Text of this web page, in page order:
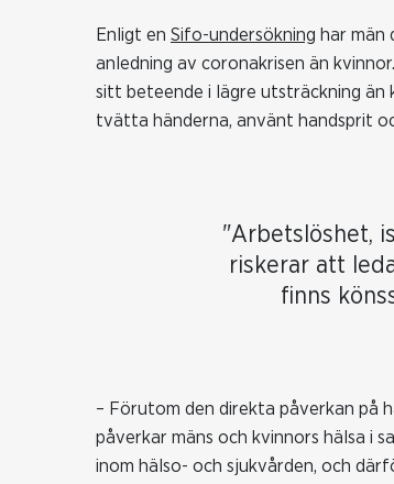
Enligt en Sifo-undersökning har män
anledning av coronakrisen än
sitt beteende i lägre utsträckning än
tvätta händerna, använt handsprit
"Arbetslöshet,
riskerar att
finns
– Förutom den direkta påverkan på
påverkar mäns och kvinnors hälsa i
inom hälso- och sjukvården, och